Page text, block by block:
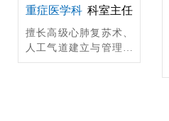
重症医学科 科室主任
擅长高级心肺复苏术、
人工气道建立与管理、
机械通气技术、深静脉